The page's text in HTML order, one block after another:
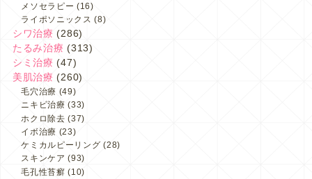
メソセラピー (16)
ライポソニックス (8)
シワ治療 (286)
たるみ治療 (313)
シミ治療 (47)
美肌治療 (260)
毛穴治療 (49)
ニキビ治療 (33)
ホクロ除去 (37)
イボ治療 (23)
ケミカルピーリング (28)
スキンケア (93)
毛孔性苔癬 (10)